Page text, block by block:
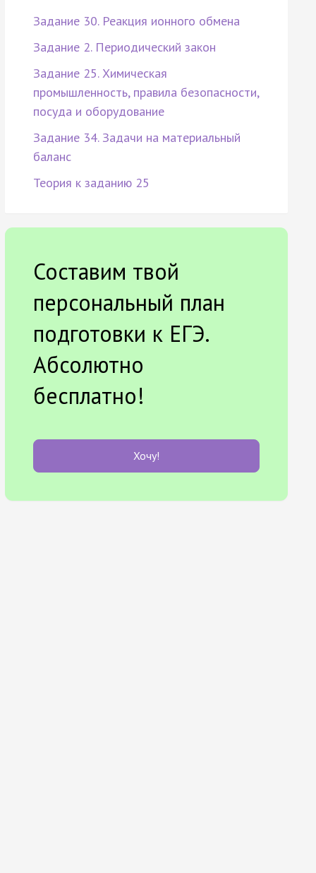
Задание 30. Реакция ионного обмена
Задание 2. Периодический закон
Задание 25. Химическая
промышленность, правила безопасности,
посуда и оборудование
Задание 34. Задачи на материальный
баланс
Теория к заданию 25
Составим твой
персональный план
подготовки к ЕГЭ.
Абсолютно
бесплатно!
Хочу!